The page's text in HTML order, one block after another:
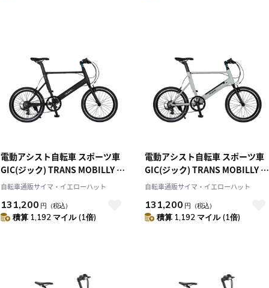
10
2026.11
1 2
3
5 6 7 8 9
10
12 13 14 15 16
17
19 20 21 22
26 27 28 29 30 31
電動アシスト自転車 スポーツ車
GIC(ジック) TRANS MOBILLY e-
UNITY207 Black 20インチ
自転車通販サイマ・イエローハット
131,200 円 （税込）
積算 1,192 マイル (1倍)
電動アシスト自転車 スポーツ車
GIC(ジック) TRANS MOBILLY e-
UNITY207 Gray 20インチ 92128-
自転車通販サイマ・イエローハット
131,200 円 （税込）
積算 1,192 マイル (1倍)